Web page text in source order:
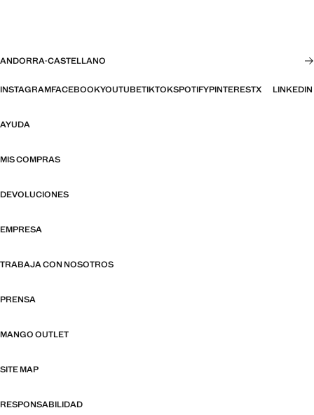
ANDORRA·CASTELLANO
INSTAGRAMFACEBOOKYOUTUBETIKTOKSPOTIFYPINTERESTX LINKEDIN
AYUDA
MIS COMPRAS
DEVOLUCIONES
EMPRESA
TRABAJA CON NOSOTROS
PRENSA
MANGO OUTLET
SITE MAP
RESPONSABILIDAD